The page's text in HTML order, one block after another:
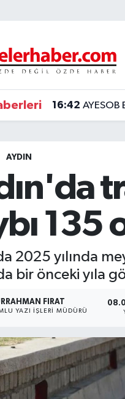
16:42
AYDIN
135
2025 yılında
bir önceki yıla
FIRAT
YAZI İŞLERI MÜDÜRÜ